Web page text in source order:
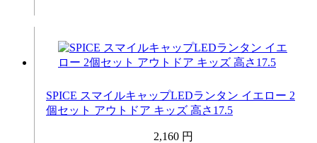
SPICE スマイルキャップLEDランタン イエロー 2
個セット アウトドア キッズ 高さ17.5
2,160 円